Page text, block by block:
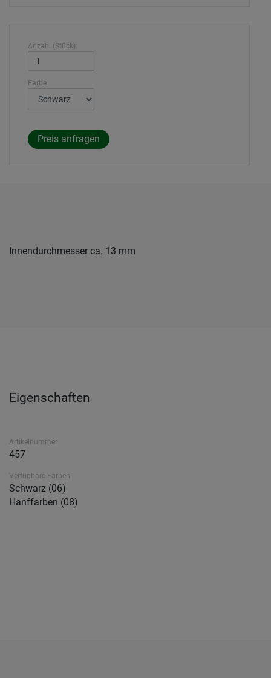
Anzahl (Stück):
Farbe
Innendurchmesser ca. 13 mm
Eigenschaften
Artikelnummer
457
Verfügbare Farben
Schwarz (06)
Hanffarben (08)